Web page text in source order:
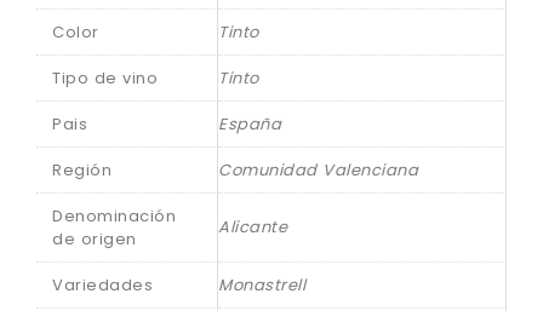
Color
Tinto
Tipo de vino
Tinto
Pais
España
Región
Comunidad Valenciana
Denominación
de origen
Alicante
Variedades
Monastrell